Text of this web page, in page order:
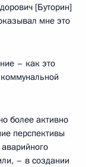
[Буторин]
мне это
– как это
более активно
перспективы
– в создании